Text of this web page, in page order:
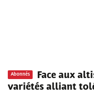
Abonnés
Face aux
variétés alliant